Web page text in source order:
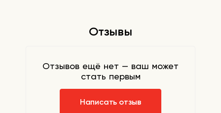
Отзывы
Отзывов ещё нет — ваш может
стать первым
Написать отзыв